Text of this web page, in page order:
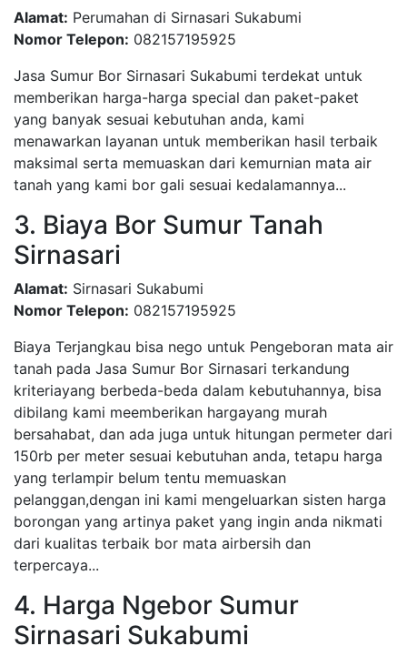
Alamat: Perumahan di Sirnasari Sukabumi
Nomor Telepon: 082157195925
Jasa Sumur Bor Sirnasari Sukabumi terdekat untuk
memberikan harga-harga special dan paket-paket
yang banyak sesuai kebutuhan anda, kami
menawarkan layanan untuk memberikan hasil terbaik
maksimal serta memuaskan dari kemurnian mata air
tanah yang kami bor gali sesuai kedalamannya...
3. Biaya Bor Sumur Tanah
Sirnasari
Alamat: Sirnasari Sukabumi
Nomor Telepon: 082157195925
Biaya Terjangkau bisa nego untuk Pengeboran mata air
tanah pada Jasa Sumur Bor Sirnasari terkandung
kriteriayang berbeda-beda dalam kebutuhannya, bisa
dibilang kami meemberikan hargayang murah
bersahabat, dan ada juga untuk hitungan permeter dari
150rb per meter sesuai kebutuhan anda, tetapu harga
yang terlampir belum tentu memuaskan
pelanggan,dengan ini kami mengeluarkan sisten harga
borongan yang artinya paket yang ingin anda nikmati
dari kualitas terbaik bor mata airbersih dan
terpercaya...
4. Harga Ngebor Sumur
Sirnasari Sukabumi